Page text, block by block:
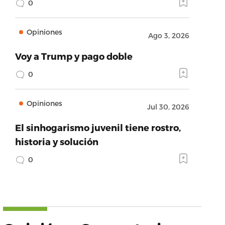
0
Opiniones Ago 3, 2026
Voy a Trump y pago doble
0
Opiniones Jul 30, 2026
El sinhogarismo juvenil tiene rostro,
historia y solución
0